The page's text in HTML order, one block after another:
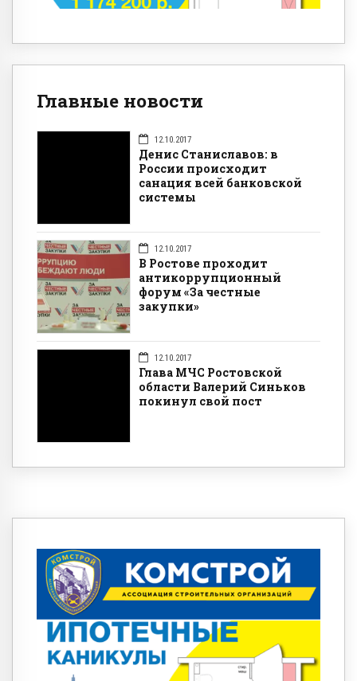
Главные новости
12.10.2017
Денис Станиславов: в
России происходит
санация всей банковской
системы
12.10.2017
В Ростове проходит
антикоррупционный
форум «За честные
закупки»
12.10.2017
Глава МЧС Ростовской
области Валерий Синьков
покинул свой пост